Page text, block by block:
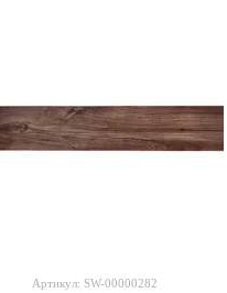
Артикул: SW-00000282